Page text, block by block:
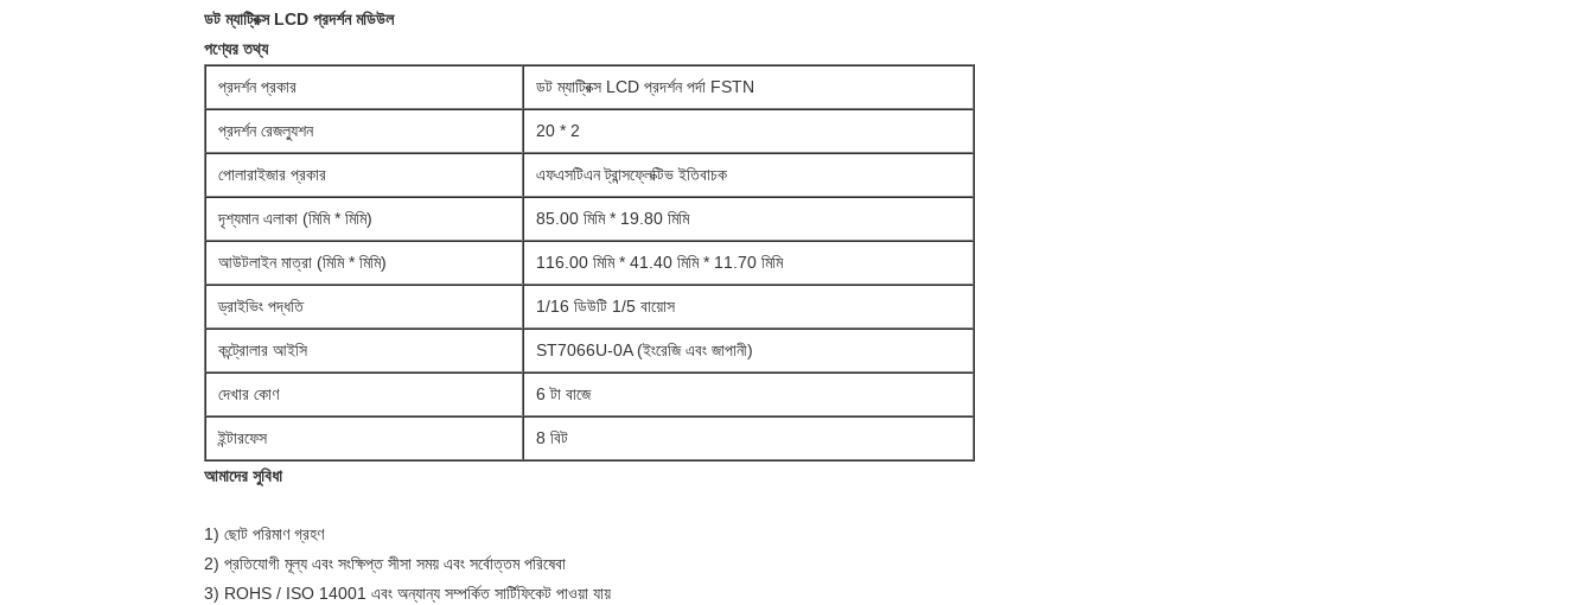
ডট ম্যাট্রিক্স LCD প্রদর্শন মডিউল
পণ্যের তথ্য
প্রদর্শন প্রকার
ডট ম্যাট্রিক্স LCD প্রদর্শন পর্দা FSTN
প্রদর্শন রেজল্যুশন 20 * 2
পোলারাইজার প্রকার এফএসটিএন ট্রান্সফ্লেক্টিভ ইতিবাচক
দৃশ্যমান এলাকা (মিমি * মিমি) 85.00 মিমি * 19.80 মিমি
আউটলাইন মাত্রা (মিমি * মিমি) 116.00 মিমি * 41.40 মিমি * 11.70 মিমি
ড্রাইভিং পদ্ধতি 1/16 ডিউটি ​​1/5 বায়োস
কন্ট্রোলার আইসি ST7066U-0A (ইংরেজি এবং জাপানী)
দেখার কোণ 6 টা বাজে
ইন্টারফেস
8 বিট
আমাদের সুবিধা
1) ছোট পরিমাণ গ্রহণ
2) প্রতিযোগী মূল্য এবং সংক্ষিপ্ত সীসা সময় এবং সর্বোত্তম পরিষেবা
3) ROHS / ISO 14001 এবং অন্যান্য সম্পর্কিত সার্টিফিকেট পাওয়া যায়